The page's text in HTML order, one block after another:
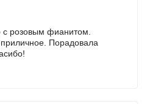
c розовым фианитом.
приличное. Порадовала